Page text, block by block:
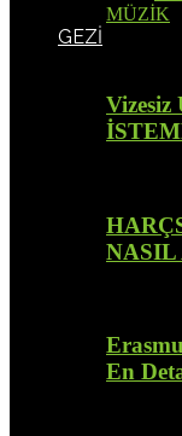
MÜZİK
GEZİ
NASIL
En